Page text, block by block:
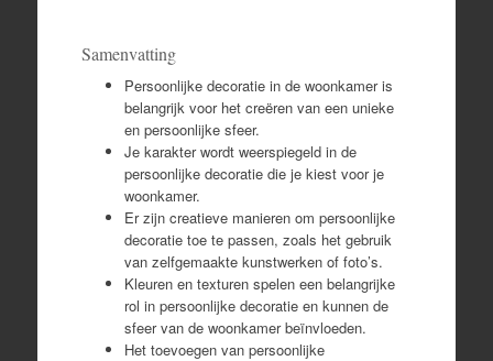
Samenvatting
Persoonlijke decoratie in de woonkamer is
belangrijk voor het creëren van een unieke
en persoonlijke sfeer.
Je karakter wordt weerspiegeld in de
persoonlijke decoratie die je kiest voor je
woonkamer.
Er zijn creatieve manieren om persoonlijke
decoratie toe te passen, zoals het gebruik
van zelfgemaakte kunstwerken of foto’s.
Kleuren en texturen spelen een belangrijke
rol in persoonlijke decoratie en kunnen de
sfeer van de woonkamer beïnvloeden.
Het toevoegen van persoonlijke